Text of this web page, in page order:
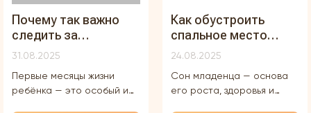
Почему так важно
следить за
температурой тела
месяцы
31.08.2025
Первые месяцы жизни
ребёнка — это особый и
Как обустроить
спальное место
младенца в
24.08.2025
Сон младенца — основа
его роста, здоровья и